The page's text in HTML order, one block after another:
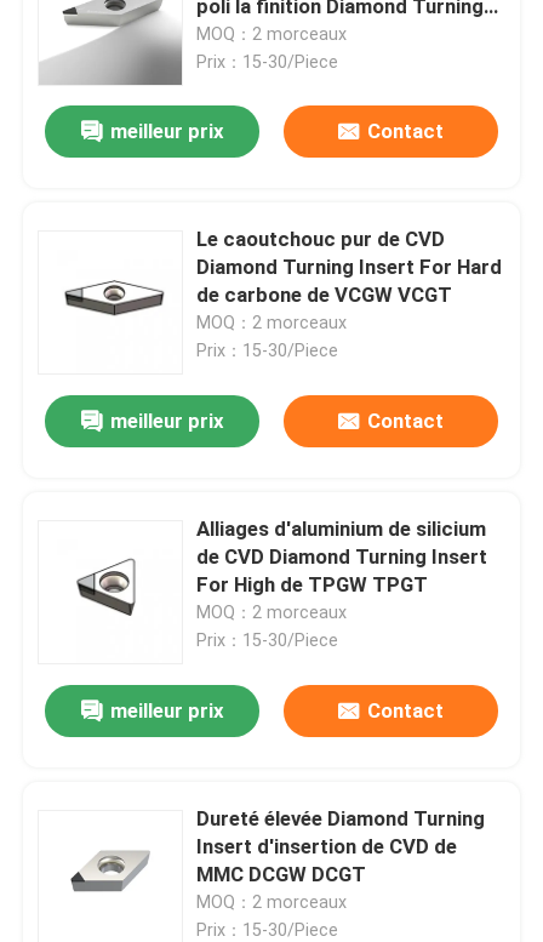
poli la finition Diamond Turning
Tool
MOQ：2 morceaux
Prix：15-30/Piece
meilleur prix Contact
Le caoutchouc pur de CVD
Diamond Turning Insert For Hard
de carbone de VCGW VCGT
MOQ：2 morceaux
Prix：15-30/Piece
meilleur prix Contact
Alliages d'aluminium de silicium
de CVD Diamond Turning Insert
For High de TPGW TPGT
MOQ：2 morceaux
Prix：15-30/Piece
meilleur prix Contact
Dureté élevée Diamond Turning
Insert d'insertion de CVD de
MMC DCGW DCGT
MOQ：2 morceaux
Prix：15-30/Piece